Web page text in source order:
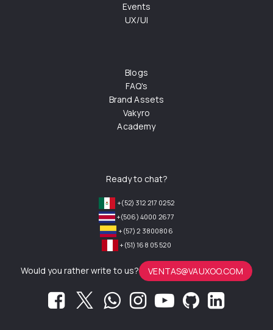
Events
UX/UI
Blogs
FAQ's
Brand Assets
Vakyro
Academy
Ready to chat?
+(52) 312 217 0252
+(506) 4000 2677
+(57) 2 3800806
+(51) 168 05 520
Would you rather write to us? VENTAS@VAUXOO.COM